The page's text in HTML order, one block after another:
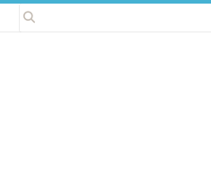
Spring
naar